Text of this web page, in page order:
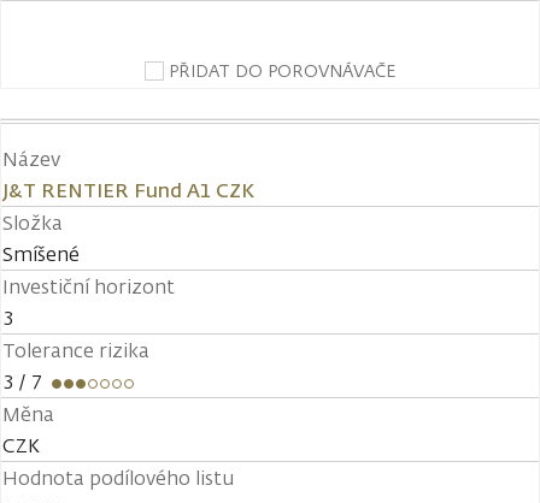
PŘIDAT DO POROVNÁVAČE
Název
J&T RENTIER Fund A1 CZK
Složka
Smíšené
Investiční horizont
3
Tolerance rizika
3 / 7
Měna
CZK
Hodnota podílového listu